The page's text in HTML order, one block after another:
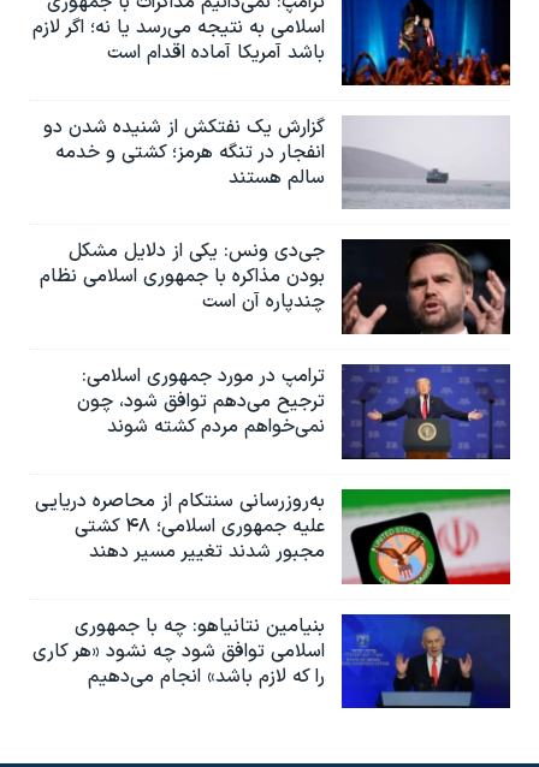
اسلامی به نتیجه می‌رسد یا نه؛ اگر لازم
باشد آمریکا آماده اقدام است
گزارش یک نفتکش از شنیده شدن دو
انفجار در تنگه هرمز؛ کشتی و خدمه
سالم هستند
جی‌دی ونس: یکی از دلایل مشکل
بودن مذاکره با جمهوری اسلامی نظام
چندپاره آن است
ترامپ در مورد جمهوری اسلامی:
ترجیح می‌دهم توافق شود، چون
نمی‌خواهم مردم کشته شوند
به‌روزرسانی سنتکام از محاصره دریایی
علیه جمهوری اسلامی؛ ۴۸ کشتی
مجبور شدند تغییر مسیر دهند
بنیامین نتانیاهو: چه با جمهوری
اسلامی توافق شود چه نشود «هر کاری
را که لازم باشد» انجام می‌دهیم